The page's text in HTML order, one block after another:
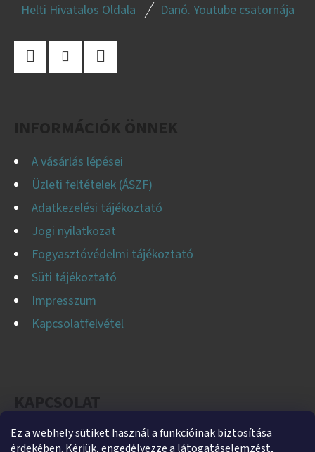
Ez a webhely sütiket használ a funkcióinak biztosítása
érdekében. Kérjük, engedélyezze a látogatáselemzést,
Helti Hivatalos Oldala Danó. Youtube csatornája
A vásárlás lépései
Üzleti feltételek (ÁSZF)
Adatkezelési tájékoztató
Jogi nyilatkozat
Fogyasztóvédelmi tájékoztató
Süti tájékoztató
Impresszum
Kapcsolatfelvétel
helti@helti.hu